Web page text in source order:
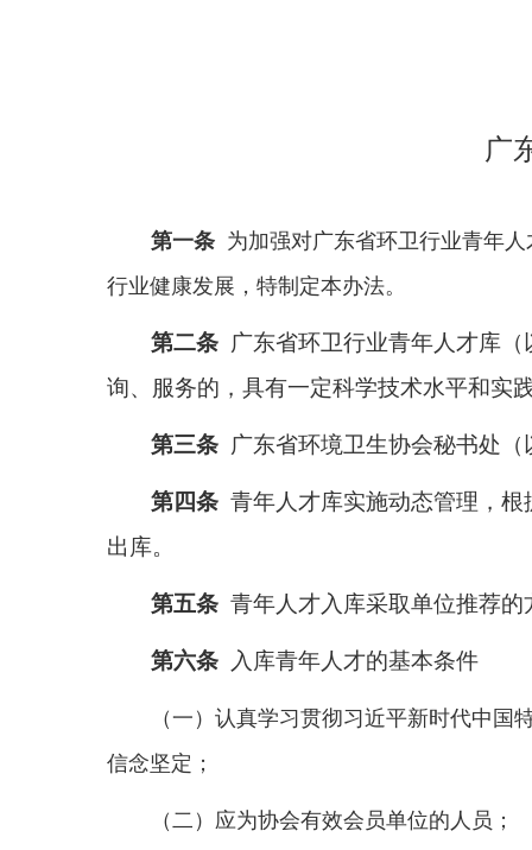
广
第一条 为加强对广东省环卫行业青年
行业健康发展，特制定本办法。
第二条 广东省环卫行业青年人才库
询、服务的，具有一定科学技术水平和实
第三条 广东省环境卫生协会秘书处
第四条 青年人才库实施动态管理，
出库。
第五条 青年人才入库采取单位推荐的
第六条 入库青年人才的基本条件
（一）认真学习贯彻习近平新时代中国
信念坚定；
（二）应为协会有效会员单位的人员；